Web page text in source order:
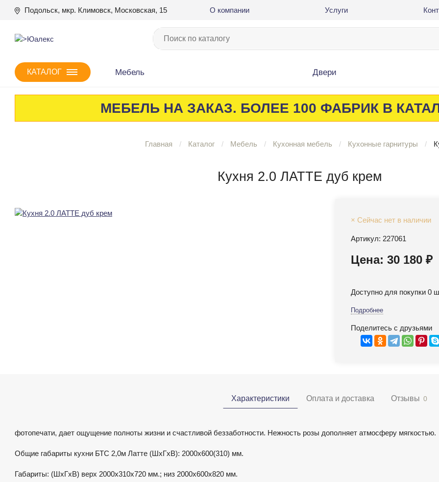
Подольск, мкр. Климовск, Московская, 15 О компании Услуги
КАТАЛОГ Мебель Двери
МЕБЕЛЬ НА ЗАКАЗ. БОЛЕЕ 100 ФАБРИК В
Главная Каталог Мебель Кухонная мебель Кухонные гарнитуры
Кухня 2.0 ЛАТТЕ дуб крем
× Сейчас нет в наличии
Артикул: 227061
Цена: 30 180 ₽
Доступно для покупки 0
Подробнее
Поделитесь с друзьями
Характеристики Оплата и доставка Отзывы 0
фотопечати, дает ощущение полноты жизни и счастливой беззаботности. Нежность розы дополняет атмосферу мягкостью.
Общие габариты кухни БТС 2,0м Латте (ШхГхВ): 2000х600(310) мм.
Габариты: (ШхГхВ) верх 2000х310х720 мм.; низ 2000х600х820 мм.